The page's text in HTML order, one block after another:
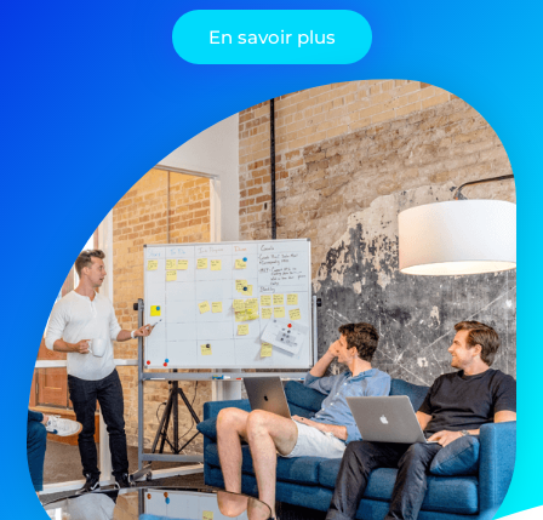
En savoir plus